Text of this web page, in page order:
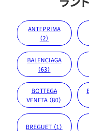
ANTEPRIMA
（2）
BALENCIAGA
（63）
BOTTEGA
VENETA （80）
BREGUET （1）